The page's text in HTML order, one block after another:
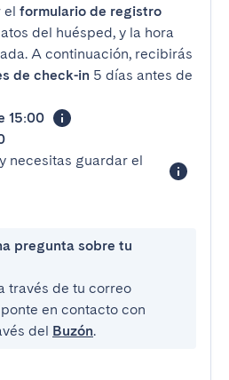
el formulario de registro
del huésped, y la hora
A continuación, recibirás
de check-in 5 días antes de
15:00
necesitas guardar el
pregunta sobre tu
través de tu correo
en contacto con
del Buzón.